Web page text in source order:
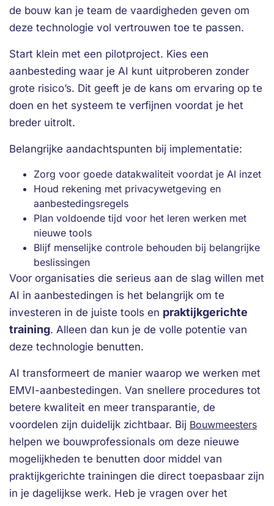
de bouw kan je team de vaardigheden geven om
deze technologie vol vertrouwen toe te passen.
Start klein met een pilotproject. Kies een
aanbesteding waar je AI kunt uitproberen zonder
grote risico’s. Dit geeft je de kans om ervaring op te
doen en het systeem te verfijnen voordat je het
breder uitrolt.
Belangrijke aandachtspunten bij implementatie:
Zorg voor goede datakwaliteit voordat je AI inzet
Houd rekening met privacywetgeving en
aanbestedingsregels
Plan voldoende tijd voor het leren werken met
nieuwe tools
Blijf menselijke controle behouden bij belangrijke
beslissingen
Voor organisaties die serieus aan de slag willen met
AI in aanbestedingen is het belangrijk om te
investeren in de juiste tools en praktijkgerichte
training. Alleen dan kun je de volle potentie van
deze technologie benutten.
AI transformeert de manier waarop we werken met
EMVI-aanbestedingen. Van snellere procedures tot
betere kwaliteit en meer transparantie, de
voordelen zijn duidelijk zichtbaar. Bij Bouwmeesters
helpen we bouwprofessionals om deze nieuwe
mogelijkheden te benutten door middel van
praktijkgerichte trainingen die direct toepasbaar zijn
in je dagelijkse werk. Heb je vragen over het